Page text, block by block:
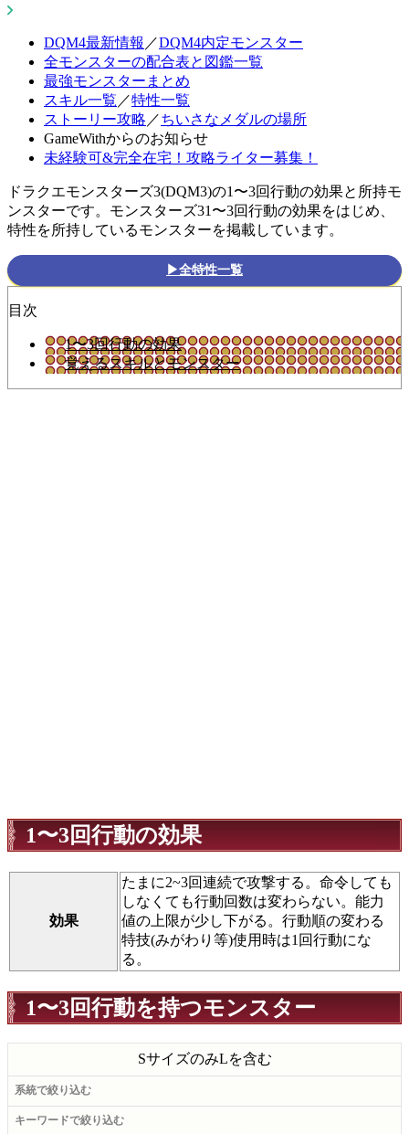
DQM4最新情報 ／DQM4内定モンスター
全モンスターの配合表と図鑑一覧
最強モンスターまとめ
スキル一覧 ／特性一覧
ストーリー攻略 ／ちいさなメダルの場所
GameWithからのお知らせ
未経験可&完全在宅！攻略ライター募集！
ドラクエモンスターズ3(DQM3)の1〜3回行動の効果と所持モ
ンスターです。モンスターズ31〜3回行動の効果をはじめ、
特性を所持しているモンスターを掲載しています。
▶全特性一覧
目次
1〜3回行動の効果
覚えるスキルとモンスター
1〜3回行動の効果
効果
たまに2~3回連続で攻撃する。命令しても
しなくても行動回数は変わらない。能力
値の上限が少し下がる。行動順の変わる
特技(みがわり等)使用時は1回行動にな
る。
1〜3回行動を持つモンスター
SサイズのみLを含む
系統で絞り込む
キーワードで絞り込む